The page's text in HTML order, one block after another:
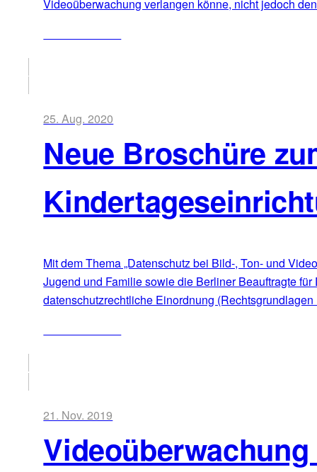
Videoüberwachung verlangen könne, nicht jedoch
25. Aug. 2020
Neue Broschüre
Mit dem Thema „Datenschutz bei Bild-, Ton- und
Jugend und Familie sowie die Berliner Beauftragte
datenschutzrechtliche Einordnung
21. Nov. 2019